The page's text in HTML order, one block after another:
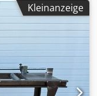
Kleinanzeige